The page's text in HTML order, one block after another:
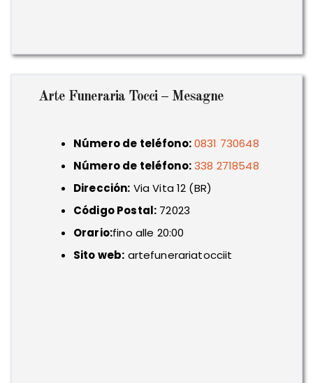
Arte Funeraria Tocci – Mesagne
Número de teléfono:0831 730648
Número de teléfono:338 2718548
Dirección: Via Vita 12 (BR)
Código Postal: 72023
Orario:fino alle 20:00
Sito web: artefunerariatocciit